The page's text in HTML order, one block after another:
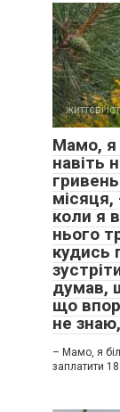
життєві
Мамо, я
навіть
місяця,
коли я
нього
кудись
думав,
що
не
– Мамо, я
заплатити